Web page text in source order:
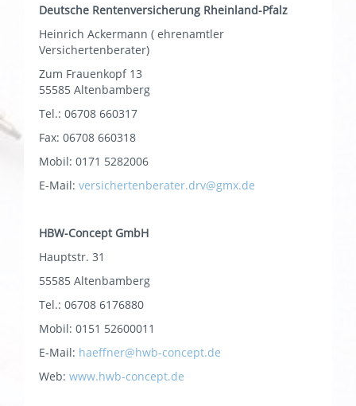
Deutsche Rentenversicherung Rheinland-Pfalz
Heinrich Ackermann ( ehrenamtler
Versichertenberater)
Zum Frauenkopf 13
55585 Altenbamberg
Tel.: 06708 660317
Fax: 06708 660318
Mobil: 0171 5282006
E-Mail: versichertenberater.drv@gmx.de
HBW-Concept GmbH
Hauptstr. 31
55585 Altenbamberg
Tel.: 06708 6176880
Mobil: 0151 52600011
E-Mail: haeffner@hwb-concept.de
Web: www.hwb-concept.de